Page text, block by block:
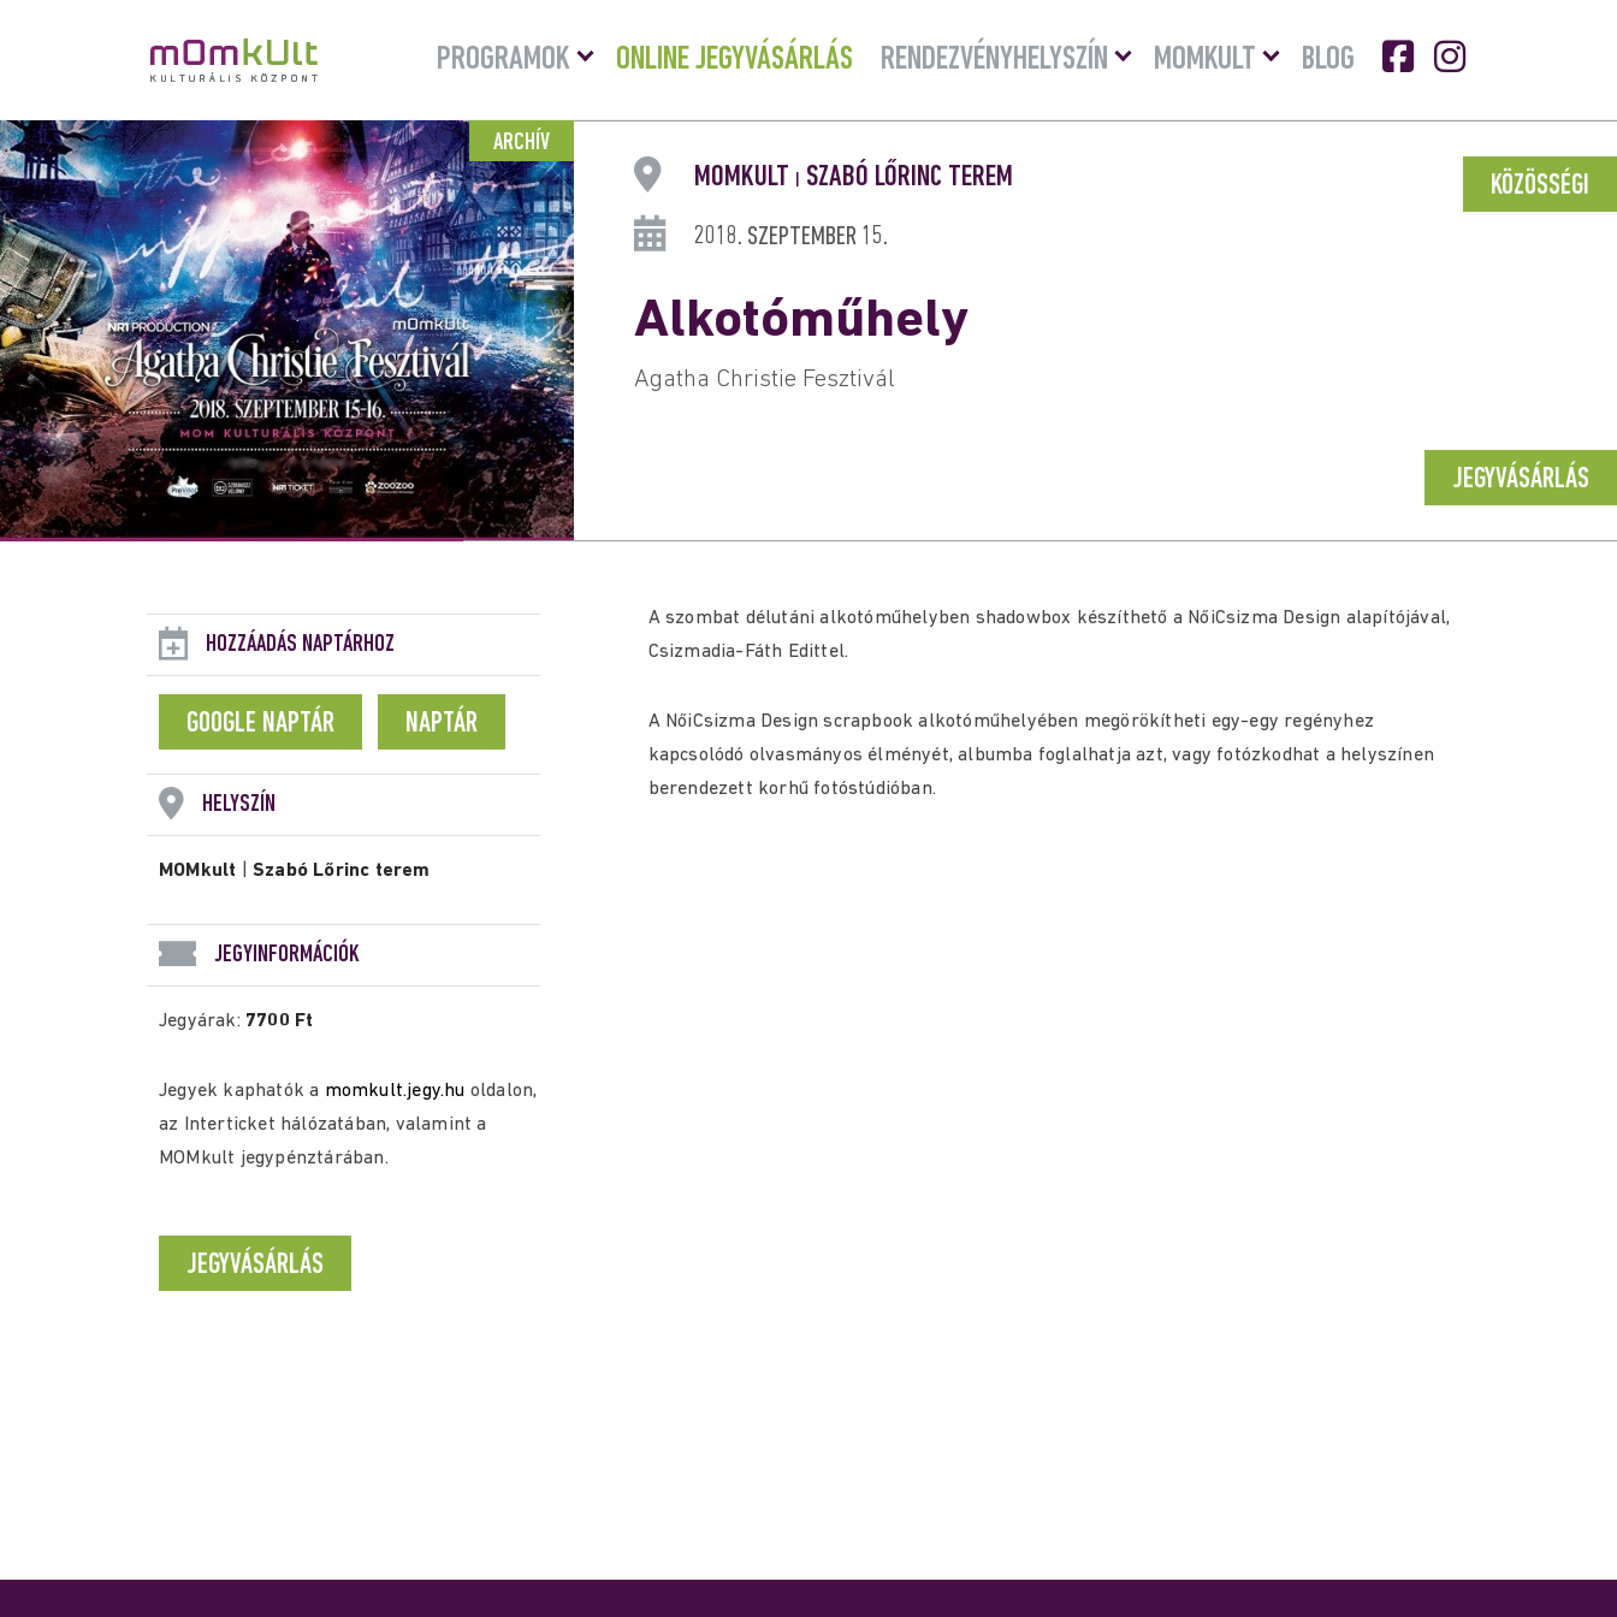
PROGRAMOK
Menü
lenyitása
ONLINE JEGYVÁSÁRLÁS RENDEZVÉNYHELYSZÍN
Menü
lenyitásaMOMKULT
Menü
lenyitása
BLOG
ARCHÍV
KÖZÖSSÉGI
MOMKULT SZABÓ LŐRINC TEREM
2018. SZEPTEMBER 15.
Alkotóműhely
Agatha Christie Fesztivál
JEGYVÁSÁRLÁS
HOZZÁADÁS NAPTÁRHOZ
GOOGLE NAPTÁR NAPTÁR
HELYSZÍN
MOMkult |Szabó Lőrinc terem
JEGYINFORMÁCIÓK
Jegyárak: 7700 Ft
Jegyek kaphatók a momkult.jegy.hu oldalon,
az Interticket hálózatában, valamint a
MOMkult jegypénztárában.
JEGYVÁSÁRLÁS
A szombat délutáni alkotóműhelyben shadowbox készíthető a NőiCsizma Design alapítójával,
Csizmadia-Fáth Edittel.
A NőiCsizma Design scrapbook alkotóműhelyében megörökítheti egy-egy regényhez
kapcsolódó olvasmányos élményét, albumba foglalhatja azt, vagy fotózkodhat a helyszínen
berendezett korhű fotóstúdióban.